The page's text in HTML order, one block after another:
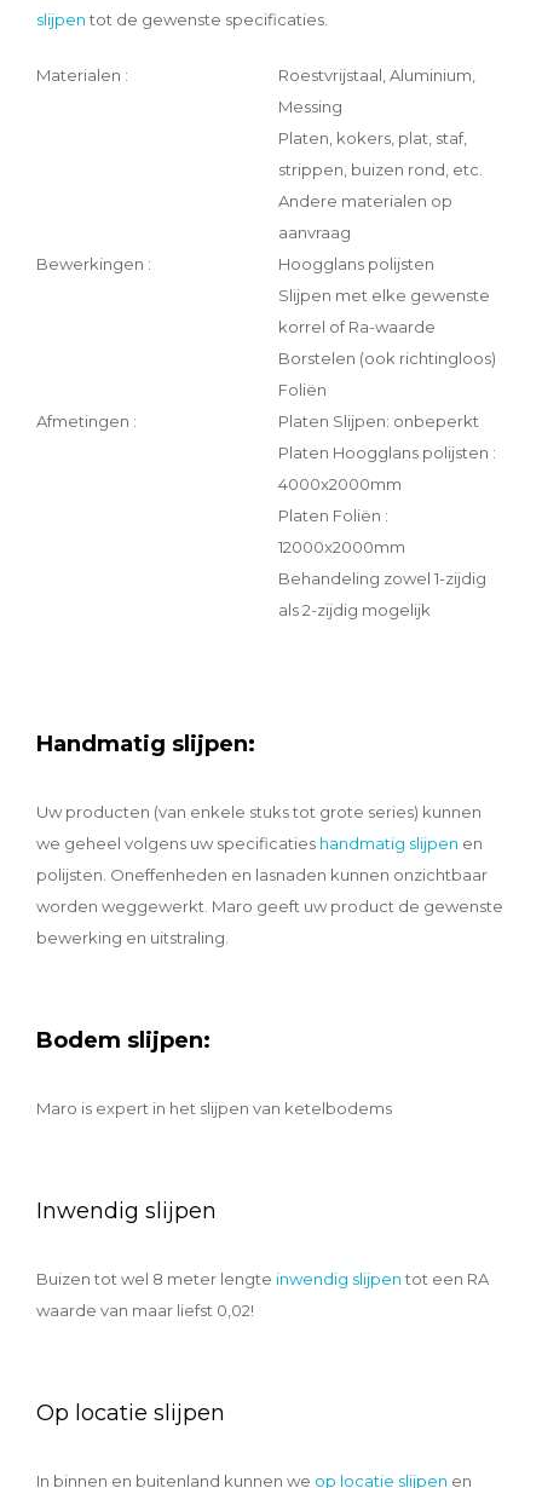
slijpen tot de gewenste specificaties.
Materialen :
Roestvrijstaal, Aluminium,
Messing
Platen, kokers, plat, staf,
strippen, buizen rond, etc.
Andere materialen op
aanvraag
Bewerkingen :
Hoogglans polijsten
Slijpen met elke gewenste
korrel of Ra-waarde
Borstelen (ook richtingloos)
Foliën
Afmetingen :
Platen Slijpen: onbeperkt
Platen Hoogglans polijsten :
4000x2000mm
Platen Foliën :
12000x2000mm
Behandeling zowel 1-zijdig
als 2-zijdig mogelijk
Handmatig slijpen:
Uw producten (van enkele stuks tot grote series) kunnen
we geheel volgens uw specificaties handmatig slijpen en
polijsten. Oneffenheden en lasnaden kunnen onzichtbaar
worden weggewerkt. Maro geeft uw product de gewenste
bewerking en uitstraling.
Bodem slijpen:
Maro is expert in het slijpen van ketelbodems
Inwendig slijpen
Buizen tot wel 8 meter lengte inwendig slijpen tot een RA
waarde van maar liefst 0,02!
Op locatie slijpen
In binnen en buitenland kunnen we op locatie slijpen en